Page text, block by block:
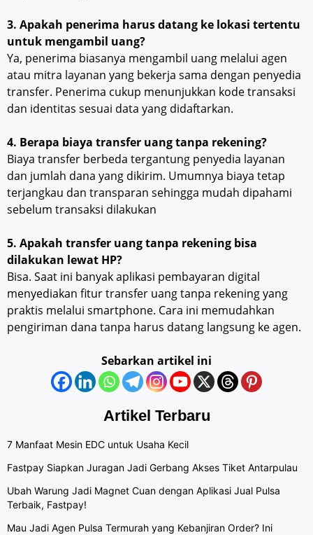
3. Apakah penerima harus datang ke lokasi tertentu
untuk mengambil uang?
Ya, penerima biasanya mengambil uang melalui agen
atau mitra layanan yang bekerja sama dengan penyedia
transfer. Penerima cukup menunjukkan kode transaksi
dan identitas sesuai data yang didaftarkan.
4. Berapa biaya transfer uang tanpa rekening?
Biaya transfer berbeda tergantung penyedia layanan
dan jumlah dana yang dikirim. Umumnya biaya tetap
terjangkau dan transparan sehingga mudah dipahami
sebelum transaksi dilakukan
5. Apakah transfer uang tanpa rekening bisa
dilakukan lewat HP?
Bisa. Saat ini banyak aplikasi pembayaran digital
menyediakan fitur transfer uang tanpa rekening yang
praktis melalui smartphone. Cara ini memudahkan
pengiriman dana tanpa harus datang langsung ke agen.
Sebarkan artikel ini
Artikel Terbaru
7 Manfaat Mesin EDC untuk Usaha Kecil
Fastpay Siapkan Juragan Jadi Gerbang Akses Tiket Antarpulau
Ubah Warung Jadi Magnet Cuan dengan Aplikasi Jual Pulsa
Terbaik, Fastpay!
Mau Jadi Agen Pulsa Termurah yang Kebanjiran Order? Ini